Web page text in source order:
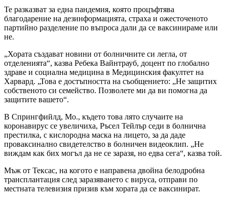
Те разказват за една пандемия, която процъфтява
благодарение на дезинформацията, страха и ожесточеното
партийно разделение по въпроса дали да се ваксинираме или
не.
„Хората създават новини от болничните си легла, от
отделенията“, казва Ребека Вайнтрауб, доцент по глобално
здраве и социална медицина в Медицинския факултет на
Харвард. „Това е достъпността на съобщението: „Не защитих
собственото си семейство. Позволете ми да ви помогна да
защитите вашето“.
В Спрингфийлд, Мо., където това лято случаите на
коронавирус се увеличиха, Ръсел Тейлър седи в болнична
престилка, с кислородна маска на лицето, за да даде
проваксинално свидетелство в болничен видеоклип. „Не
виждам как бих могъл да не се заразя, но едва сега“, казва той.
Мъж от Тексас, на когото е направена двойна белодробна
трансплантация след заразяването с вируса, отправи по
местната телевизия призив към хората да се ваксинират.